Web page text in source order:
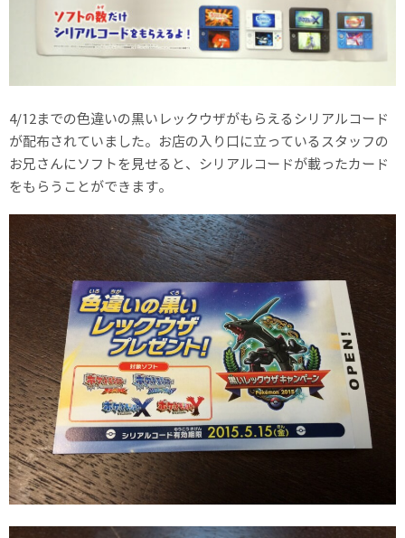
4/12までの色違いの黒いレックウザがもらえるシリアルコード
が配布されていました。お店の入り口に立っているスタッフの
お兄さんにソフトを見せると、シリアルコードが載ったカード
をもらうことができます。